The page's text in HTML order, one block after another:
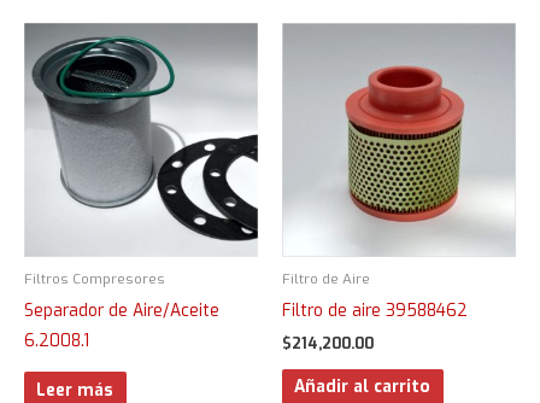
Filtros Compresores
Separador de Aire/Aceite
6.2008.1
Leer más
Filtro de Aire
Filtro de aire 39588462
$214,200.00
Añadir al carrito